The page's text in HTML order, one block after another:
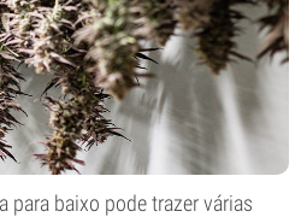
para baixo pode trazer várias